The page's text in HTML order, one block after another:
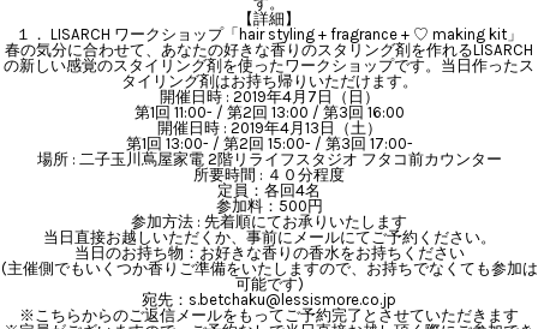
【詳細】
１． LISARCH ワークショップ「hair styling + fragrance + ♡ making kit」
春の気分に合わせて、あなたの好きな香りのスタリング剤を作れるLISARCH
の新しい感覚のスタイリング剤を使ったワークショップです。当日作ったス
タイリング剤はお持ち帰りいただけます。
開催日時 : 2019年4月7日（日）
第1回 11:00- / 第2回 13:00 / 第3回 16:00
開催日時 : 2019年4月13日（土）
第1回 13:00- / 第2回 15:00- / 第3回 17:00-
場所 : 二子玉川蔦屋家電 2階リライフスタジオ フタコ前カウンター
所要時間 : ４０分程度
定員：各回4名
参加料：500円
参加方法 : 先着順にてお承りいたします
当日直接お越しいただくか、事前にメールにてご予約ください。
当日のお持ち物：お好きな香りの香水をお持ちください
(主催側でもいくつか香りご準備をいたしますので、お持ちでなくても参加は
可能です)
宛先：s.betchaku@lessismore.co.jp
※こちらからのご返信メールをもってご予約完了とさせていただきます